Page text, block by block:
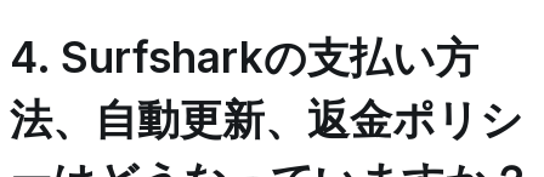
4. Surfsharkの支払い方
法、自動更新、返金ポリシ